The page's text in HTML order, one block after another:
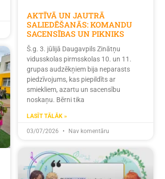
AKTĪVĀ UN JAUTRĀ
SALIEDĒŠANĀS: KOMANDU
SACENSĪBAS UN PIKNIKS
Š.g. 3. jūlijā Daugavpils Zinātņu
vidusskolas pirmsskolas 10. un 11.
grupas audzēkņiem bija neparasts
piedzīvojums, kas piepildīts ar
smiekliem, azartu un sacensību
noskaņu. Bērni tika
LASĪT TĀLĀK »
03/07/2026 Nav komentāru